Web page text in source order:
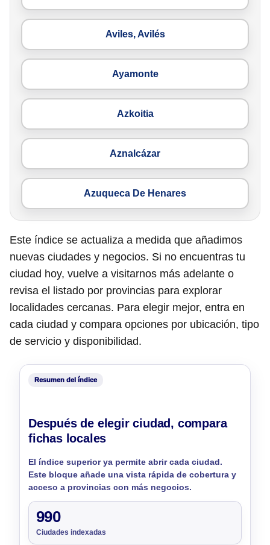
Aviles, Avilés
Ayamonte
Azkoitia
Aznalcázar
Azuqueca De Henares
Este índice se actualiza a medida que añadimos
nuevas ciudades y negocios. Si no encuentras tu
ciudad hoy, vuelve a visitarnos más adelante o
revisa el listado por provincias para explorar
localidades cercanas. Para elegir mejor, entra en
cada ciudad y compara opciones por ubicación, tipo
de servicio y disponibilidad.
Resumen del índice
Después de elegir ciudad, compara
fichas locales
El índice superior ya permite abrir cada ciudad.
Este bloque añade una vista rápida de cobertura y
acceso a provincias con más negocios.
990
Ciudades indexadas